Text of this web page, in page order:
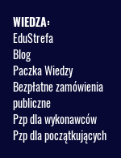
WIEDZA:
EduStrefa
Blog
Paczka Wiedzy
Bezpłatne zamówienia
publiczne
Pzp dla wykonawców
Pzp dla początkujących